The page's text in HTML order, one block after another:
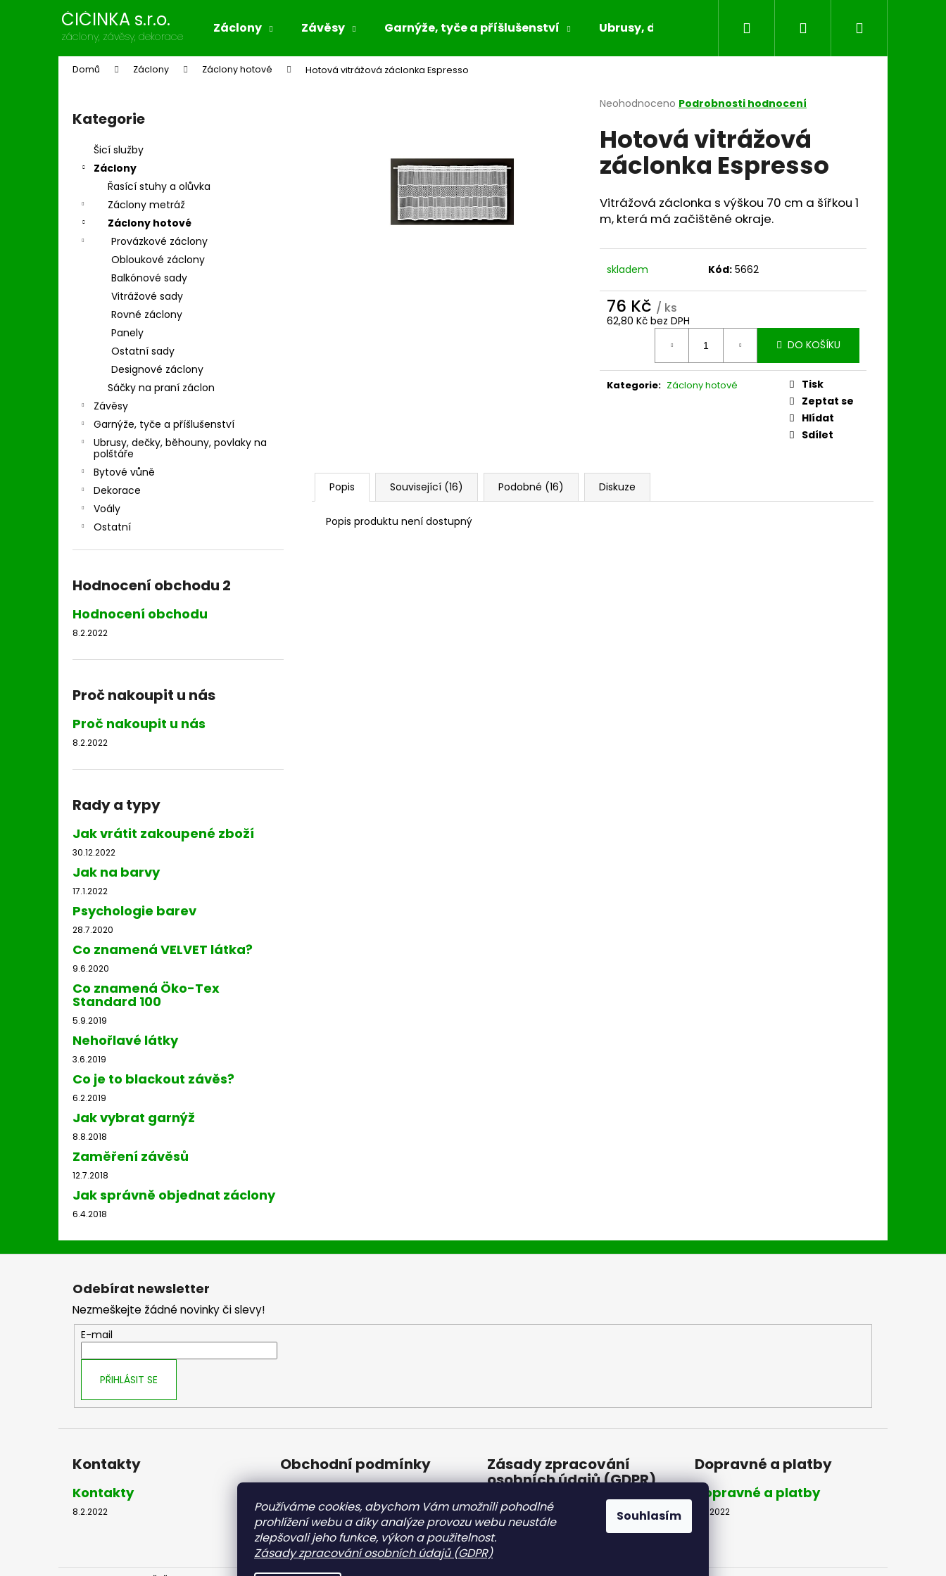
Používáme cookies, abychom Vám umožnili pohodlné
prohlížení webu a díky analýze provozu webu neustále
zlepšovali jeho funkce, výkon a použitelnost.
Zásady zpracování osobních údajů (GDPR)
Souhlasím
ČIČINKA s.r.o.
záclony, závěsy, dekorace
Záclony Závěsy Garnýže, tyče a příšlušenství Ubrusy, dečky, běhouny, povlaky na polštáře
Hledat PřihlášeníNákupní
Domů Záclony Záclony hotové Hotová vitrážová záclonka Espresso
Přeskočit
kategorie
Kategorie
Šicí služby
Záclony
Řasící stuhy a olůvka
Záclony metráž
Záclony hotové
Provázkové záclony
Obloukové záclony
Balkónové sady
Vitrážové sady
Rovné záclony
Panely
Ostatní sady
Designové záclony
Sáčky na praní záclon
Závěsy
Garnýže, tyče a příšlušenství
Ubrusy, dečky, běhouny, povlaky na
polštáře
Bytové vůně
Dekorace
Voály
Ostatní
Hodnocení obchodu 2
Hodnocení obchodu
8.2.2022
Proč nakoupit u nás
Proč nakoupit u nás
8.2.2022
Rady a typy
Jak vrátit zakoupené zboží
30.12.2022
Jak na barvy
17.1.2022
Psychologie barev
28.7.2020
Co znamená VELVET látka?
9.6.2020
Co znamená Öko-Tex
Standard 100
5.9.2019
Nehořlavé látky
3.6.2019
Co je to blackout závěs?
6.2.2019
Jak vybrat garnýž
8.8.2018
Zaměření závěsů
12.7.2018
Jak správně objednat záclony
6.4.2018
Průměrné
produktu
je
z
hvězdiček.
Neohodnoceno Podrobnosti hodnocení
Hotová vitrážová
záclonka Espresso
Vitrážová záclonka s výškou 70 cm a šířkou 1
m, která má začištěné okraje.
skladem Kód: 5662
76 Kč / ks
62,80 Kč bez DPH
DO KOŠÍKU
Kategorie: Záclony hotové
Tisk
Zeptat se
Hlídat
Sdílet
Popis Související (16) Podobné (16) Diskuze
Popis produktu není dostupný
Zpět
obchodu
Zpět
obchodu
Co potřebujete najít?
Doporučujeme
Z
Odebírat newsletter
Nezmeškejte žádné novinky či slevy!
E-mail
PŘIHLÁSIT SE
Kontakty
Kontakty
8.2.2022
Obchodní podmínky
8.2.2022
Zásady zpracování
osobních údajů (GDPR)
Zásady zpracování
osobních údajů (GDPR)
8.2.2022
Dopravné a platby
Dopravné a platby
8.2.2022